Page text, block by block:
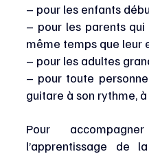
– pour les enfants
– pour les parents
même temps que leur
– pour les adultes
– pour toute
guitare à son rythme,
Pour
l’apprentissage de